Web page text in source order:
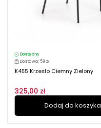
Dostępny
Dostawa: 59 zł
K455 Krzesło Ciemny Zielony
325,00 zł
Dodaj do koszyka